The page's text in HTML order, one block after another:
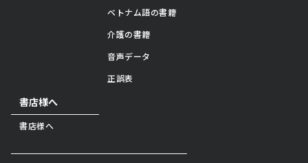
ベトナム語の書籍
介護の書籍
音声データ
正誤表
書店様へ
書店様へ